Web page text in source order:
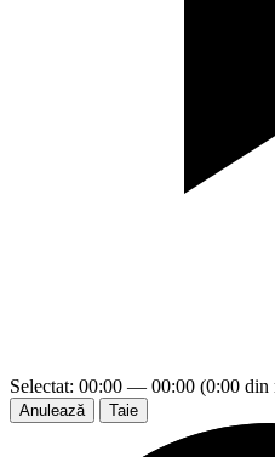
Selectat: 00:00 — 00:00 (0:00 din
Anulează Taie